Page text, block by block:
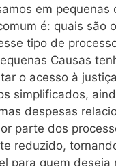
em pequenas
é: quais são
tipo de
Causas
o acesso à
simplificados,
despesas
parte dos
reduzido,
para quem deseja